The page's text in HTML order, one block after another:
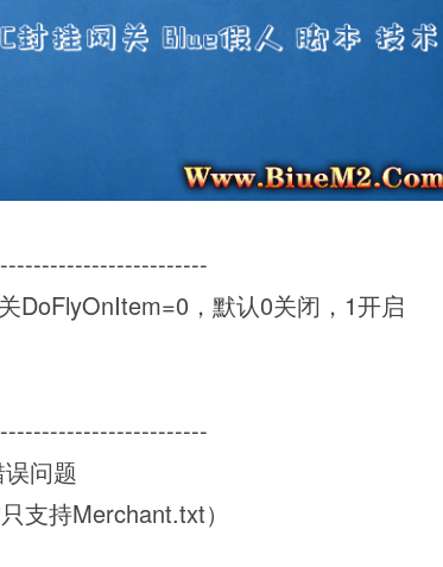
DoFlyOnItem=0，默认0关闭，1开启
问题
支持Merchant.txt）